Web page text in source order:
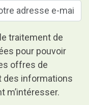
traitement de
pour pouvoir
offres de
des informations
m’intéresser.